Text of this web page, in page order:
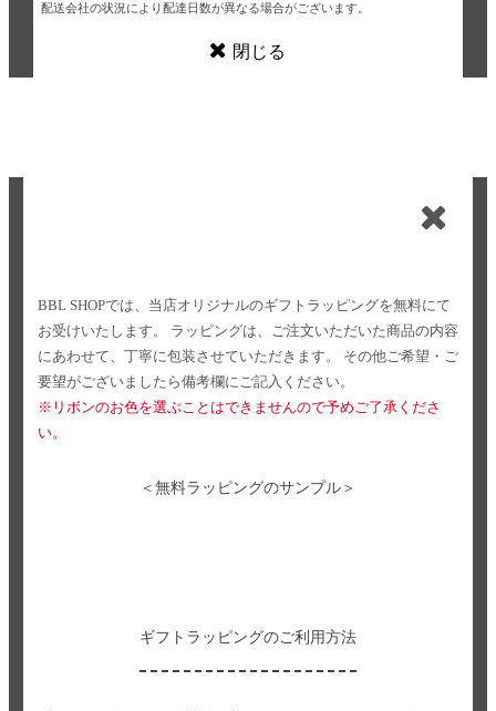
配送会社の状況により配達日数が異なる場合がございます。
閉じる
BBL SHOPでは、当店オリジナルのギフトラッピングを無料にて
お受けいたします。
ラッピングは、ご注文いただいた商品の内容
にあわせて、丁寧に包装させていただきます。
その他ご希望・ご
要望がございましたら備考欄にご記入ください。
※リボンのお色を選ぶことはできませんので予めご了承くださ
い。
＜無料ラッピングのサンプル＞
ギフトラッピングのご利用方法